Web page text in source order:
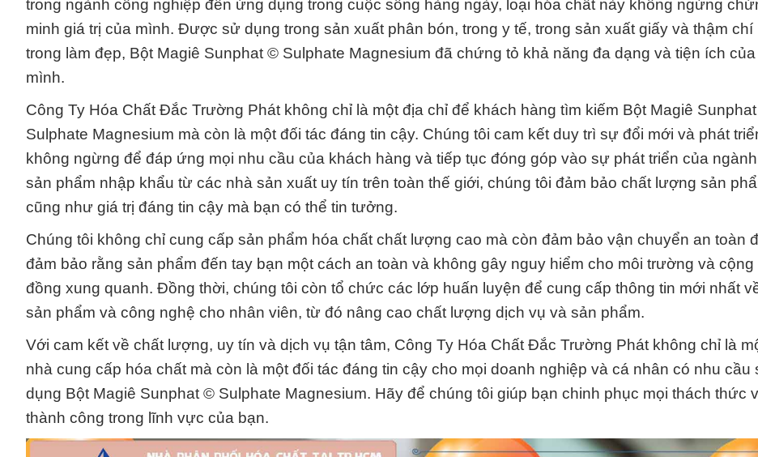
trong ngành công nghiệp đến ứng dụng trong cuộc sống hàng ngày, loại hóa chất này không ngừng
minh giá trị của mình. Được sử dụng trong sản xuất phân bón, trong y tế, trong sản xuất giấy và thậm chí
trong làm đẹp, Bột Magiê Sunphat © Sulphate Magnesium đã chứng tỏ khả năng đa dạng và tiện ích của
mình.
Công Ty Hóa Chất Đắc Trường Phát không chỉ là một địa chỉ để khách hàng tìm kiếm Bột Magiê
Sulphate Magnesium mà còn là một đối tác đáng tin cậy. Chúng tôi cam kết duy trì sự đổi mới và phát
không ngừng để đáp ứng mọi nhu cầu của khách hàng và tiếp tục đóng góp vào sự phát triển của
sản phẩm nhập khẩu từ các nhà sản xuất uy tín trên toàn thế giới, chúng tôi đảm bảo chất lượng sản
cũng như giá trị đáng tin cậy mà bạn có thể tin tưởng.
Chúng tôi không chỉ cung cấp sản phẩm hóa chất chất lượng cao mà còn đảm bảo vận chuyển an toàn
đảm bảo rằng sản phẩm đến tay bạn một cách an toàn và không gây nguy hiểm cho môi trường và cộng
đồng xung quanh. Đồng thời, chúng tôi còn tổ chức các lớp huấn luyện để cung cấp thông tin mới nhất
sản phẩm và công nghệ cho nhân viên, từ đó nâng cao chất lượng dịch vụ và sản phẩm.
Với cam kết về chất lượng, uy tín và dịch vụ tận tâm, Công Ty Hóa Chất Đắc Trường Phát không chỉ là
nhà cung cấp hóa chất mà còn là một đối tác đáng tin cậy cho mọi doanh nghiệp và cá nhân có nhu cầu
dụng Bột Magiê Sunphat © Sulphate Magnesium. Hãy để chúng tôi giúp bạn chinh phục mọi thách thức
thành công trong lĩnh vực của bạn.